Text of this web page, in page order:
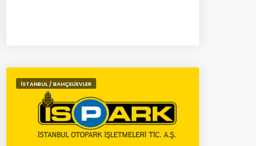
İSTANBUL / BAHÇELİEVLER